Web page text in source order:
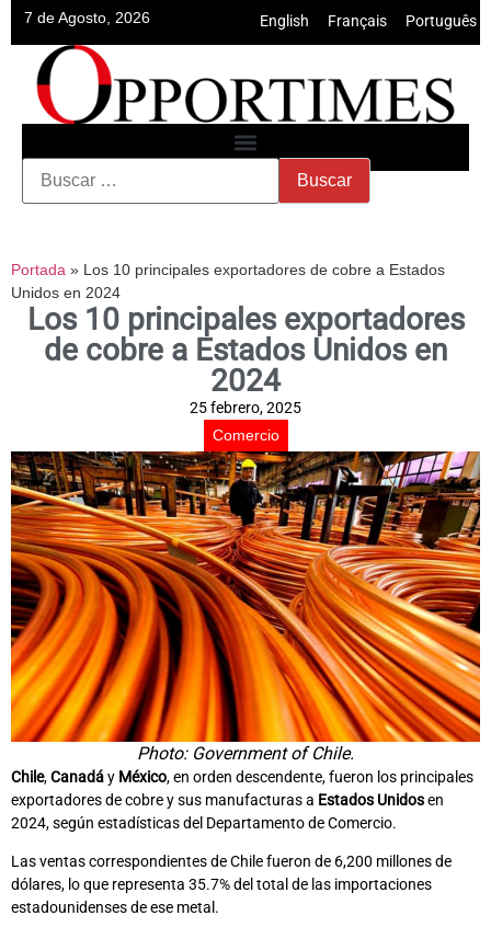
7 de Agosto, 2026 English Français Português
Portada » Los 10 principales exportadores de cobre a Estados
Unidos en 2024
Los 10 principales exportadores
de cobre a Estados Unidos en
2024
25 febrero, 2025
Comercio
Photo: Government of Chile.
Chile,Canadáy México, en orden descendente, fueron los principales
exportadores de cobre y sus manufacturas a Estados Unidosen
2024, según estadísticas del Departamento de Comercio.
Las ventas correspondientes de Chile fueron de 6,200 millones de
dólares, lo que representa 35.7% del total de las importaciones
estadounidenses de ese metal.